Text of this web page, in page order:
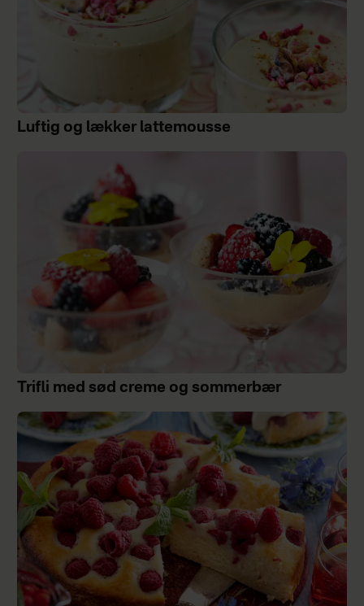
Luftig og lækker lattemousse
Trifli med sød creme og sommerbær